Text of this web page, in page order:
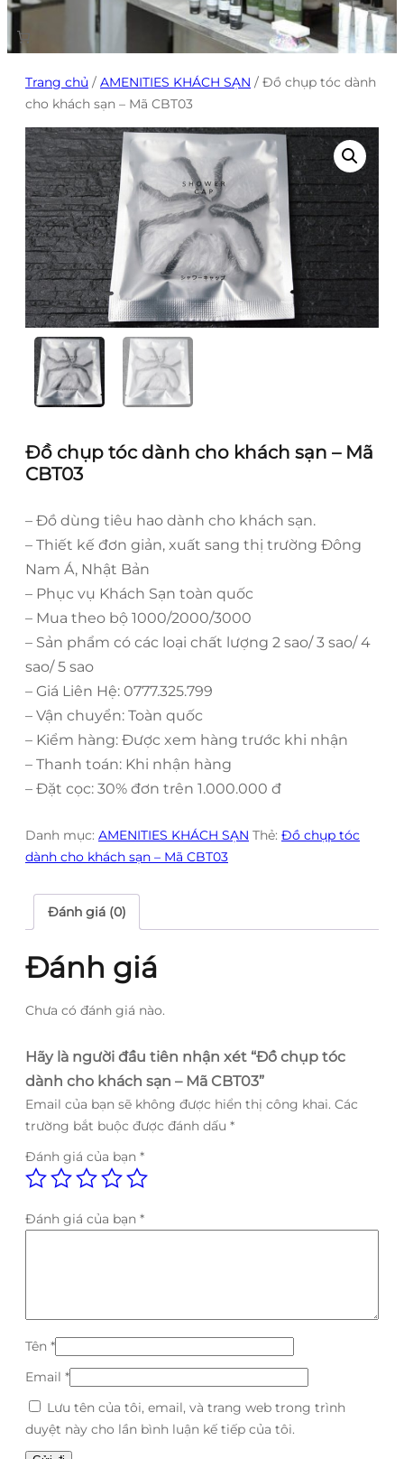
Trang chủ / AMENITIES KHÁCH SẠN / Đồ chụp tóc dành
cho khách sạn – Mã CBT03
Đồ chụp tóc dành cho khách sạn – Mã
CBT03
– Đồ dùng tiêu hao dành cho khách sạn.
– Thiết kế đơn giản, xuất sang thị trường Đông
Nam Á, Nhật Bản
– Phục vụ Khách Sạn toàn quốc
– Mua theo bộ 1000/2000/3000
– Sản phẩm có các loại chất lượng 2 sao/ 3 sao/ 4
sao/ 5 sao
– Giá Liên Hệ: 0777.325.799
– Vận chuyển: Toàn quốc
– Kiểm hàng: Được xem hàng trước khi nhận
– Thanh toán: Khi nhận hàng
– Đặt cọc: 30% đơn trên 1.000.000 đ
Danh mục: AMENITIES KHÁCH SẠN Thẻ: Đồ chụp tóc
dành cho khách sạn – Mã CBT03
Đánh giá (0)
Đánh giá
Chưa có đánh giá nào.
Hãy là người đầu tiên nhận xét “Đồ chụp tóc
dành cho khách sạn – Mã CBT03”
Email của bạn sẽ không được hiển thị công khai. Các
trường bắt buộc được đánh dấu *
Đánh giá của bạn *
Đánh giá của bạn *
Tên *
Email *
Lưu tên của tôi, email, và trang web trong trình
duyệt này cho lần bình luận kế tiếp của tôi.